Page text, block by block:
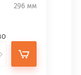
296 мм